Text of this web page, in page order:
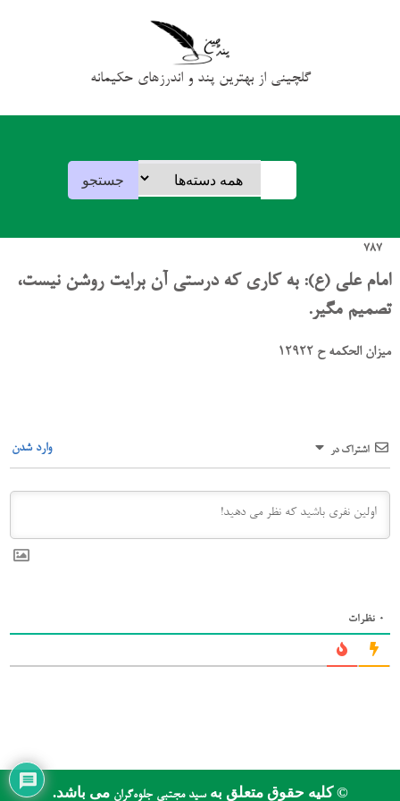
گلچینی از بهترین پند و اندرزهای حکیمانه
787
امام علی (ع): به کاری که درستی آن برایت روشن نیست،
تصمیم مگیر.
میزان الحکمه ح 12922
اشتراک در وارد شدن
0 نظرات
© کلیه حقوق متعلق بهسید مجتبی جلوه‌گرانمی باشد.